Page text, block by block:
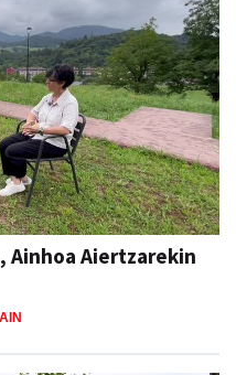
Ainhoa Aiertzarekin